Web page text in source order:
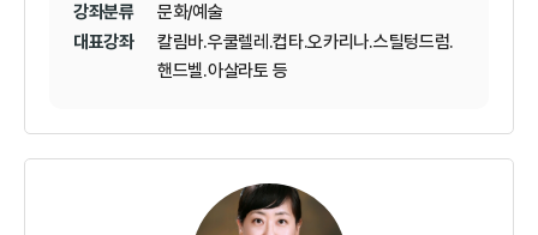
강좌분류
문화/예술
대표강좌
칼림바.우쿨렐레.컵타.오카리나.스틸텅드럼.
핸드벨.아살라토 등